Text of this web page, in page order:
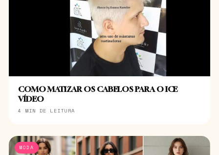
COMO MATIZAR OS CABELOS PARA O ICE
VÍDEO
4 MIN DE LEITURA
MODA